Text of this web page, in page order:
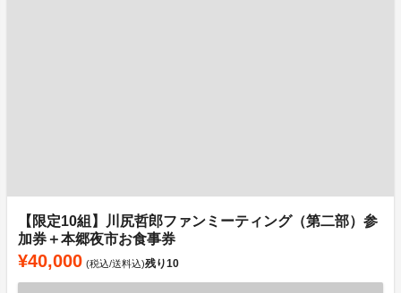
【限定10組】川尻哲郎ファンミーティング（第二部）参
加券＋本郷夜市お食事券
¥40,000 (税込/送料込)残り10